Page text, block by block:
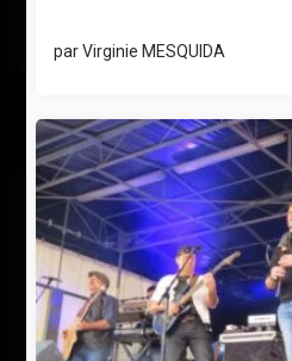
parVirginie MESQUIDA